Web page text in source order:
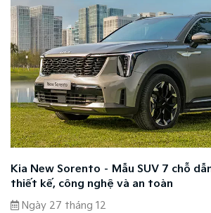
Kia New Sorento – Mẫu SUV 7 chỗ
thiết kế, công nghệ và an toàn
Ngày 27 tháng 12